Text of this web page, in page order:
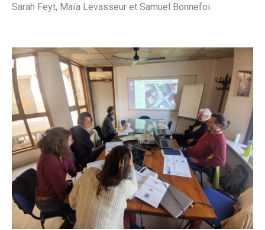
Sarah Feyt, Maïa Levasseur et Samuel Bonnefoi.